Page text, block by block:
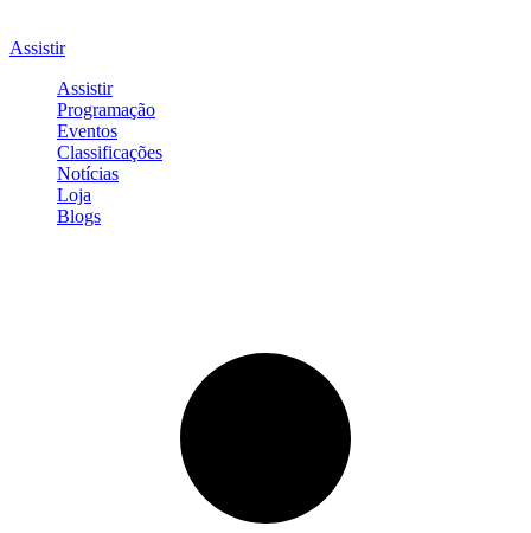
Assistir
Assistir
Programação
Eventos
Classificações
Notícias
Loja
Blogs